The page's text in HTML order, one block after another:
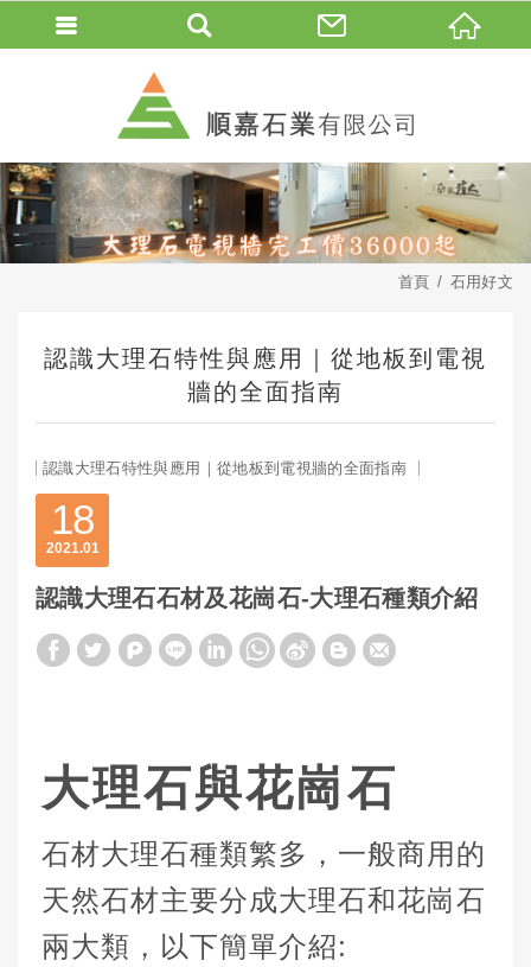
首頁 石用好文
認識大理石特性與應用｜從地板到電視
牆的全面指南
認識大理石特性與應用｜從地板到電視牆的全面指南
18
01
2021
認識大理石石材及花崗石-大理石種類介紹
大理石與花崗石
石材大理石種類繁多，一般商用的
天然石材主要分成大理石和花崗石
兩大類，以下簡單介紹: